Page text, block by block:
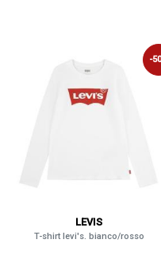
-
LEVIS
T-shirt levi's. bianco/rosso